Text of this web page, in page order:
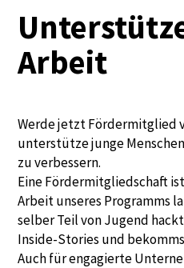
Arbeit
Werde jetzt Fördermitglied
unterstütze junge
zu verbessern.
Eine Fördermitgliedschaft
Arbeit unseres Programms
selber Teil von Jugend
Inside-Stories und
Auch für engagierte